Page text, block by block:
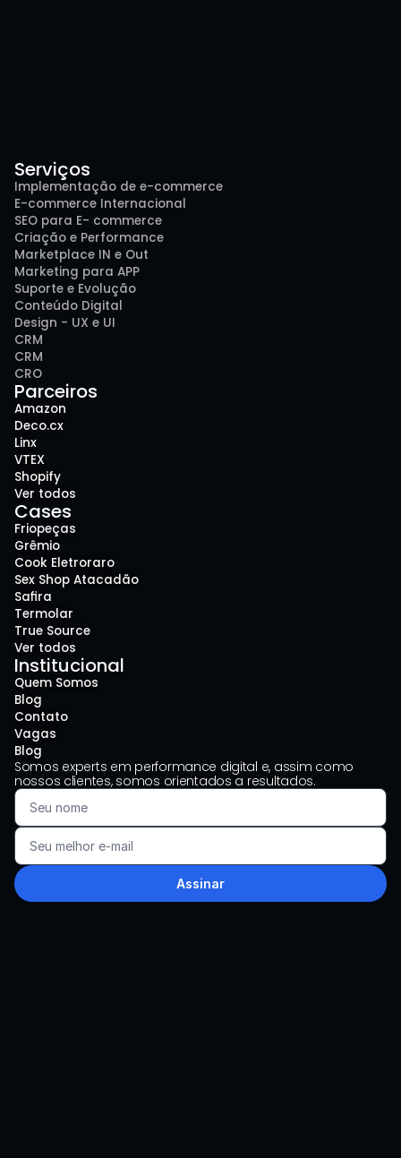
Serviços
Implementação de e-commerce
E-commerce Internacional
SEO para E- commerce
Criação e Performance
Marketplace IN e Out
Marketing para APP
Suporte e Evolução
Conteúdo Digital
Design - UX e UI
CRM
CRM
CRO
Parceiros
Amazon
Deco.cx
Linx
VTEX
Shopify
Ver todos
Cases
Friopeças
Grêmio
Cook Eletroraro
Sex Shop Atacadão
Safira
Termolar
True Source
Ver todos
Institucional
Quem Somos
Blog
Contato
Vagas
Blog
Somos experts em performance digital e, assim como
nossos clientes, somos orientados a resultados.
Assinar